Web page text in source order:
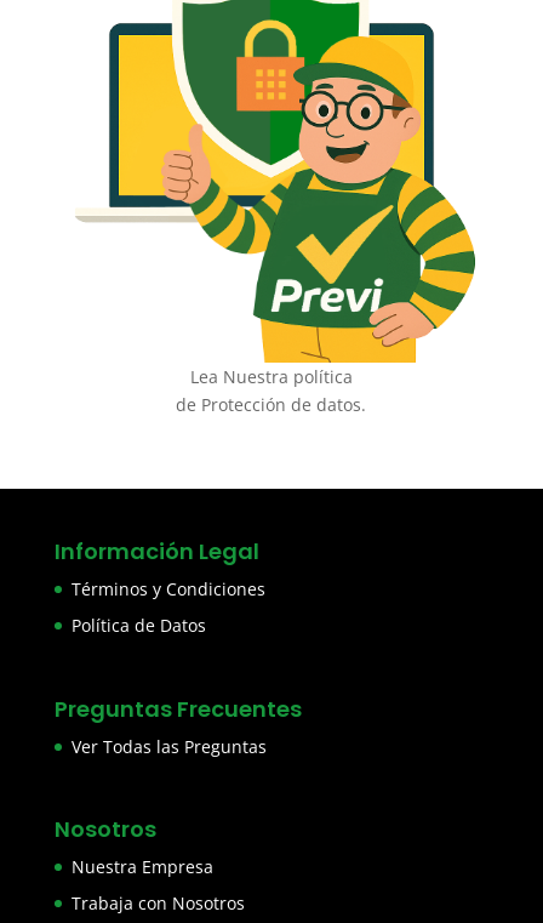
Lea Nuestra política
de Protección de datos.
Información Legal
Términos y Condiciones
Política de Datos
Preguntas Frecuentes
Ver Todas las Preguntas
Nosotros
Nuestra Empresa
Trabaja con Nosotros